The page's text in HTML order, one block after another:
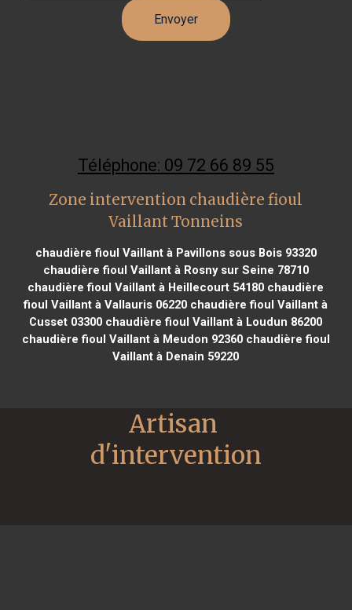
Téléphone: 09 72 66 89 55
Zone intervention chaudière fioul
Vaillant Tonneins
chaudière fioul Vaillant à Pavillons sous Bois 93320
chaudière fioul Vaillant à Rosny sur Seine 78710
chaudière fioul Vaillant à Heillecourt 54180 chaudière
fioul Vaillant à Vallauris 06220 chaudière fioul Vaillant à
Cusset 03300 chaudière fioul Vaillant à Loudun 86200
chaudière fioul Vaillant à Meudon 92360chaudière fioul
Vaillant à Denain 59220
Artisan
d'intervention